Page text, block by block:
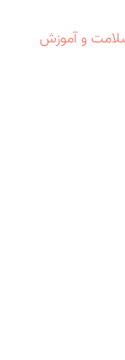
و آموزش